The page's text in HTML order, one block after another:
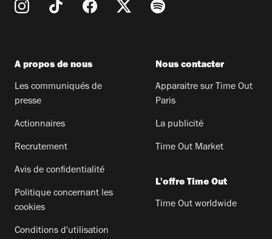
A propos de nous
Les communiqués de
presse
Actionnaires
Recrutement
Avis de confidentialité
Politique concernant les
cookies
Conditions d'utilisation
Nous contacter
Apparaitre sur Time Out
Paris
La publicité
Time Out Market
L'offre Time Out
Time Out worldwide